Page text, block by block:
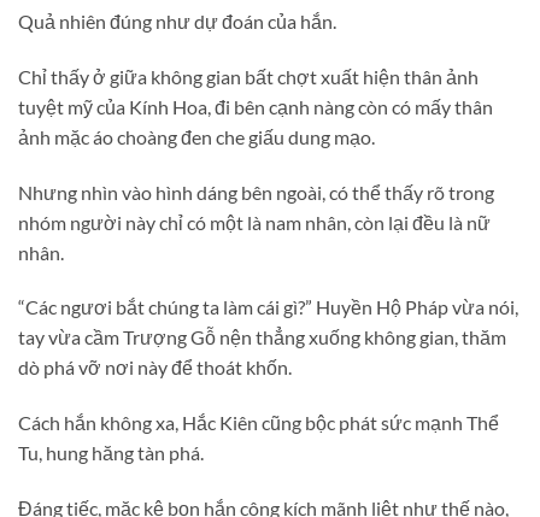
Quả nhiên đúng như dự đoán của hắn.
Chỉ thấy ở giữa không gian bất chợt xuất hiện thân ảnh
tuyệt mỹ của Kính Hoa, đi bên cạnh nàng còn có mấy thân
ảnh mặc áo choàng đen che giấu dung mạo.
Nhưng nhìn vào hình dáng bên ngoài, có thể thấy rõ trong
nhóm người này chỉ có một là nam nhân, còn lại đều là nữ
nhân.
“Các ngươi bắt chúng ta làm cái gì?” Huyền Hộ Pháp vừa nói,
tay vừa cầm Trượng Gỗ nện thẳng xuống không gian, thăm
dò phá vỡ nơi này để thoát khốn.
Cách hắn không xa, Hắc Kiên cũng bộc phát sức mạnh Thể
Tu, hung hăng tàn phá.
Đáng tiếc, mặc kệ bọn hắn công kích mãnh liệt như thế nào,